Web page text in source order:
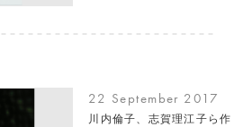
22 September 2017
川内倫子、志賀理江子ら作